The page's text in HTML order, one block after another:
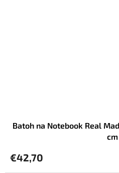
Batoh na Notebook Real
cm
€42,70